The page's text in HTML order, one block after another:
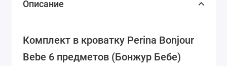
Описание
Комплект в кроватку Perina Bonjour
Bebe 6 предметов (Бонжур Бебе)